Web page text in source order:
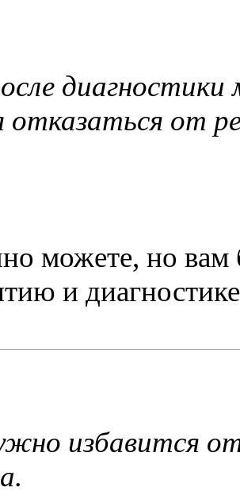
диагностики
отказаться от
можете, но вам
и
избавится от